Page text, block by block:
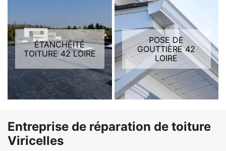
ÉTANCHÉITÉ
TOITURE 42 LOIRE
POSE DE
GOUTTIÈRE 42
LOIRE
Entreprise de réparation de toiture
Viricelles